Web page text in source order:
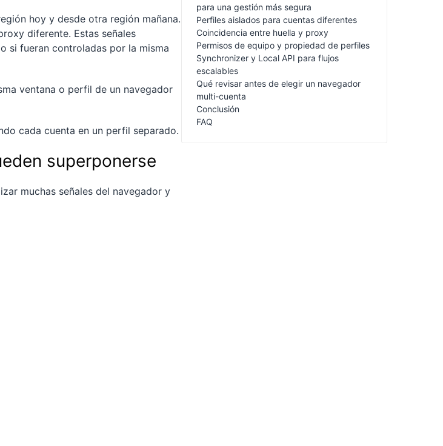
hoy y desde otra región mañana.
diferente. Estas señales
si fueran controladas por la misma
ventana o perfil de un navegador
cada cuenta en un perfil separado.
superponerse
muchas señales del navegador y
para una gestión más segura
Perfiles aislados para cuentas diferentes
Coincidencia entre huella y proxy
Permisos de equipo y propiedad de perfiles
Synchronizer y Local API para flujos
escalables
Qué revisar antes de elegir un navegador
multi-cuenta
Conclusión
FAQ